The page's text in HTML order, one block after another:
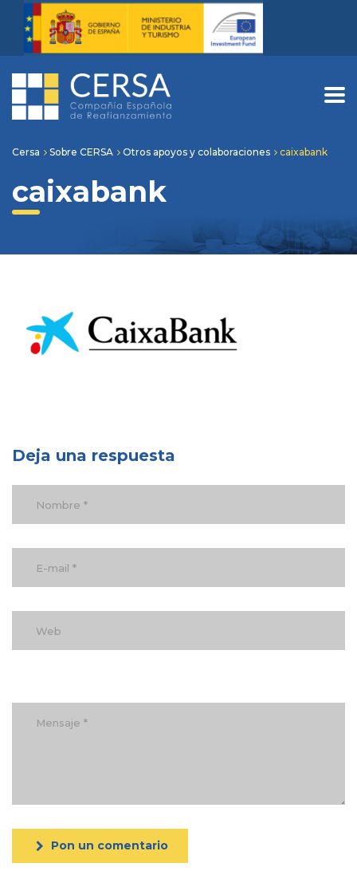
Cersa Sobre CERSA Otros apoyos y colaboraciones caixabank
caixabank
Deja una respuesta
Pon un comentario